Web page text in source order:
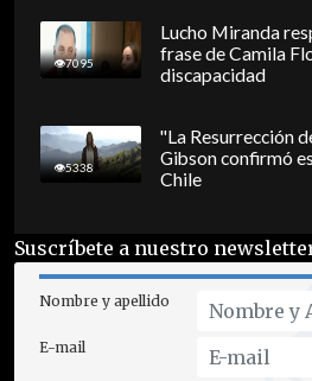
7095
Lucho Miranda
frase de Camila
discapacidad
5338
"La Resurrección
Gibson confirmó
Chile
Suscríbete a nuestro
Nombre y apellido
E-mail